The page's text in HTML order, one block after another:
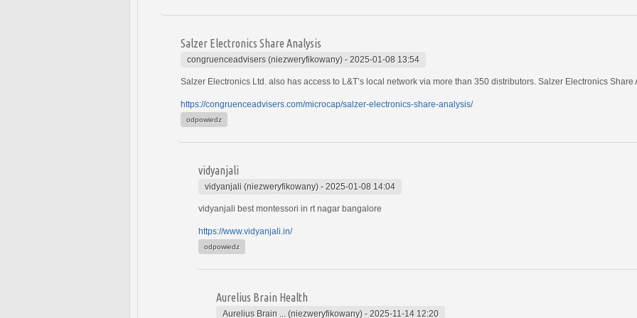
Salzer Electronics Share Analysis
congruenceadvisers (niezweryfikowany) - 2025-01-08 13:54
Salzer Electronics Ltd. also has access to L&T’s local network via more than 350 distributors. Salzer Electronics Share
https://congruenceadvisers.com/microcap/salzer-electronics-share-analysis/
odpowiedz
vidyanjali
vidyanjali (niezweryfikowany) - 2025-01-08 14:04
vidyanjali best montessori in rt nagar bangalore
https://www.vidyanjali.in/
odpowiedz
Aurelius Brain Health
Aurelius Brain ... (niezweryfikowany) - 2025-11-14 12:20